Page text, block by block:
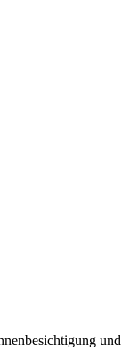
und